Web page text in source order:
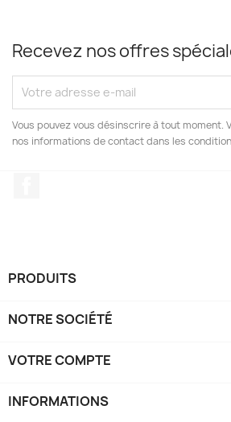
Recevez nos offres
Vous pouvez vous désinscrire à tout moment.
nos informations de contact dans les
PRODUITS
NOTRE SOCIÉTÉ
VOTRE COMPTE
INFORMATIONS